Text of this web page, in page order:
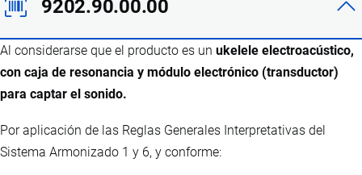
9202.90.00.00
Al considerarse que el producto es un ukelele electroacústico,
con caja de resonancia y módulo electrónico (transductor)
para captar el sonido.
Por aplicación de las Reglas Generales Interpretativas del
Sistema Armonizado 1 y 6, y conforme: